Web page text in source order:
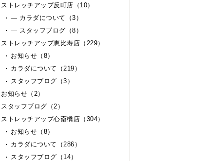
ストレッチアップ反町店（10）
— カラダについて（3）
— スタッフブログ（8）
ストレッチアップ恵比寿店（229）
お知らせ（8）
カラダについて（219）
スタッフブログ（3）
お知らせ（2）
スタッフブログ（2）
ストレッチアップ心斎橋店（304）
お知らせ（8）
カラダについて（286）
スタッフブログ（14）